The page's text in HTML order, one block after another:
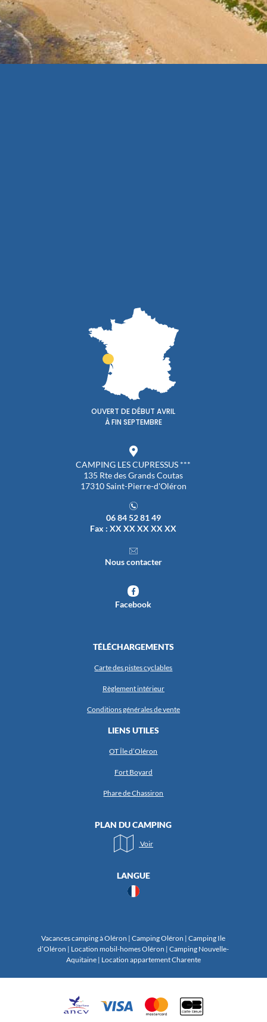
OUVERT DE DÉBUT AVRIL
À FIN SEPTEMBRE
CAMPING LES CUPRESSUS ***
135 Rte des Grands Coutas
17310 Saint-Pierre-d'Oléron
06 84 52 81 49
Fax : XX XX XX XX XX
Nous contacter
Facebook
TÉLÉCHARGEMENTS
Carte des pistes cyclables
Règlement intérieur
Conditions générales de vente
LIENS UTILES
OT Île d’Oléron
Fort Boyard
Phare de Chassiron
PLAN DU CAMPING
Voir
LANGUE
Vacances camping à Oléron | Camping Oléron | Camping Ile
d’Oléron | Location mobil-homes Oléron | Camping Nouvelle-
Aquitaine | Location appartement Charente